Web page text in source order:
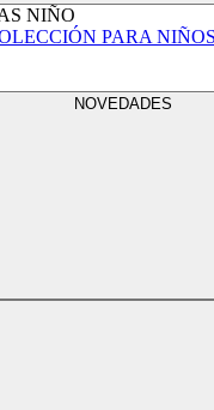
NIÑO
PARA NIÑOS
NOVEDADES